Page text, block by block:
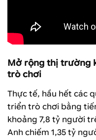
Mở rộng thị trường
trò chơi
Thực tế, hầu hết các
triển trò chơi bằng
khoảng 7,8 tỷ người
Anh chiếm 1,35 tỷ